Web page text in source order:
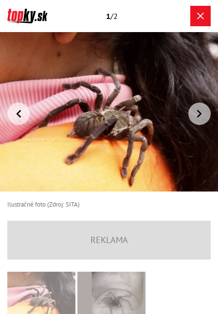
1/2
Ilustračné foto (Zdroj: SITA)